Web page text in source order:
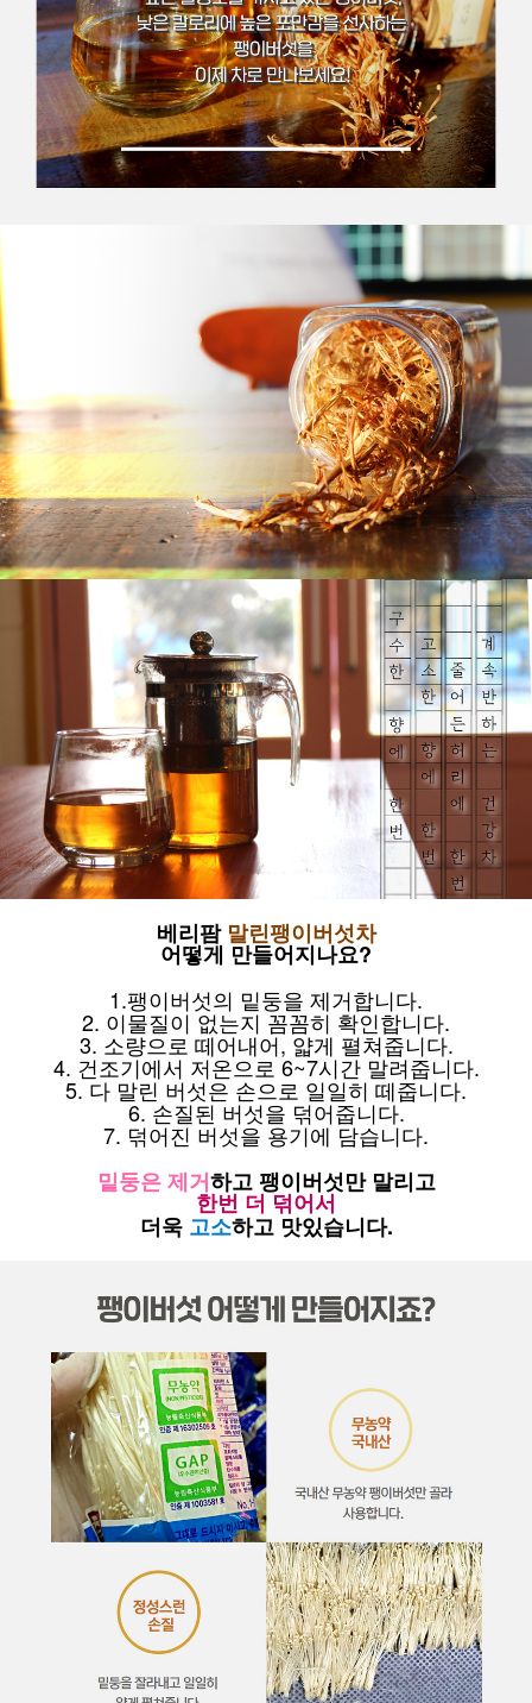
베리팜 말린팽이버섯차
어떻게 만들어지나요?
1.팽이버섯의 밑둥을 제거합니다.
2. 이물질이 없는지 꼼꼼히 확인합니다.
3. 소량으로 떼어내어, 얇게 펼쳐줍니다.
4. 건조기에서 저온으로 6~7시간 말려줍니다.
5. 다 말린 버섯은 손으로 일일히 떼줍니다.
6. 손질된 버섯을 덖어줍니다.
7. 덖어진 버섯을 용기에 담습니다.
밑둥은 제거하고 팽이버섯만 말리고
한번 더 덖어서
더욱 고소하고 맛있습니다.